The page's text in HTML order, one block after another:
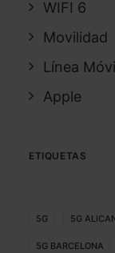
WIFI 6
Movilidad
Línea
Apple
ETIQUETAS
5G 5G
5G BARCELONA